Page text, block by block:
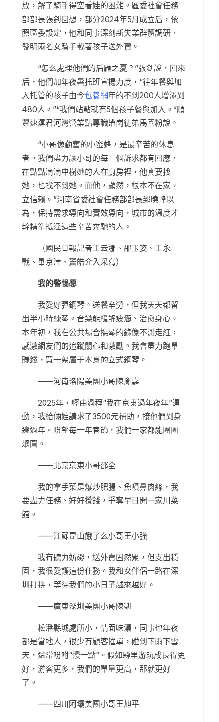
放，解了騎手得空看娃的困難。區委社會任務
部部長張釗回想，部分2024年5月成立后，依
照區委設定，他和同事深刻新失業群體調研，
發明兩名女騎手載著孩子送外賣。
“怎么處理他們的后顧之憂？”張釗說，回來
后，他們加年夜暑托班宣揚力度，“往年餐與加
入托管的孩子由今包養網年的不到200人增添到
480人。”“我們站點就有5個孩子餐與加入。”順
豐速運君河灣營業點專職帶崗徒弟馬喜粉說。
“小哥像勤奮的小蜜蜂，是最辛苦的休息
者。我們盡力讓小哥的每一個訴求都有回應，
在點點滴滴中樹她的人在廚房裡，他真要找
她，也找不到她。而他，顯然，根本不在家。
立信賴。”河南省委社會任務部部長郅曉峰以
為，保持需求導向和實效導向，城市的溫度才
幹精準抵達這些辛苦奔馳的人。
（國民日報記者王云娜、邵玉姿、王永
戰、畢京津、竇皓介入采寫）
我的警惕愿
我愛好彈鋼琴。送餐辛勞，但我天天都留
出半小時練琴。音樂能緩解疲憊、治愈身心。
本年初，我在公共場合撫琴的錄像不測走紅，
感激網友們的追蹤關心和激勵。我會盡力跑單
賺錢，買一架屬于本身的立式鋼琴。
——河南洛陽美團小哥陳胤嘉
2025年，經由過程“我在京東過年夜年”運
動，我給倆娃請求了3500元補助，接他們到身
邊過年。盼望每一年春節，我們一家都能團團
聚圓。
——北京京東小哥邵全
我的拿手菜是爆炒肥腸、魚噴鼻肉絲，我
要盡力任務、好好攢錢，爭奪早日開一家川菜
館。
——江蘇昆山餓了么小哥王小強
我有聽力妨礙，送外賣固然累，但支出穩
固，我很愛護這份任務。我和女伴侶一路在深
圳打拼，等待我們的小日子越來越好。
——廣東深圳美團小哥陳凱
松潘縣城處所小，情面味濃，同事也年夜
都是當地人，很少有顧客催單，碰到下雨下雪
天，還常吩咐“慢一點”。假如縣里游玩成長得更
好，游客更多，我們的單量更高，那就更好
了。
——四川阿壩美團小哥王旭平